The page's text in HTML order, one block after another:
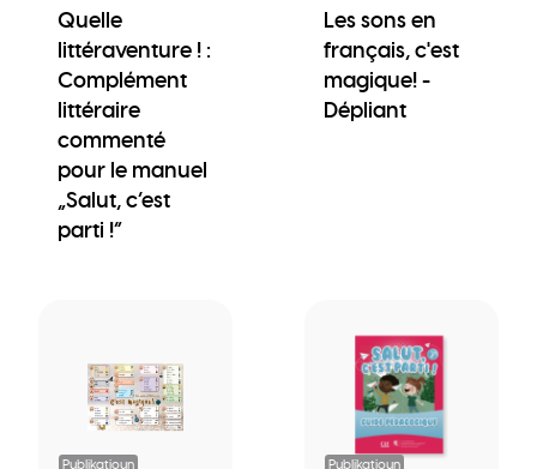
Quelle
littéraventure ! :
Complément
littéraire
commenté
pour le manuel
„Salut, c’est
parti !“
Les sons en
français, c'est
magique! -
Dépliant
Publikatioun Publikatioun